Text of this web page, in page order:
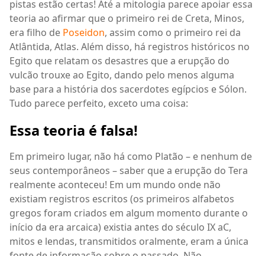
pistas estão certas! Até a mitologia parece apoiar essa
teoria ao afirmar que o primeiro rei de Creta, Minos,
era filho de Poseidon, assim como o primeiro rei da
Atlântida, Atlas. Além disso, há registros históricos no
Egito que relatam os desastres que a erupção do
vulcão trouxe ao Egito, dando pelo menos alguma
base para a história dos sacerdotes egípcios e Sólon.
Tudo parece perfeito, exceto uma coisa:
Essa teoria é falsa!
Em primeiro lugar, não há como Platão – e nenhum de
seus contemporâneos – saber que a erupção do Tera
realmente aconteceu! Em um mundo onde não
existiam registros escritos (os primeiros alfabetos
gregos foram criados em algum momento durante o
início da era arcaica) existia antes do século IX aC,
mitos e lendas, transmitidos oralmente, eram a única